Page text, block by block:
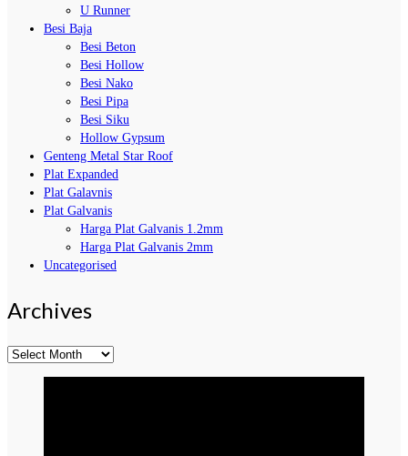
U Runner
Besi Baja
Besi Beton
Besi Hollow
Besi Nako
Besi Pipa
Besi Siku
Hollow Gypsum
Genteng Metal Star Roof
Plat Expanded
Plat Galavnis
Plat Galvanis
Harga Plat Galvanis 1.2mm
Harga Plat Galvanis 2mm
Uncategorised
Archives
Archives